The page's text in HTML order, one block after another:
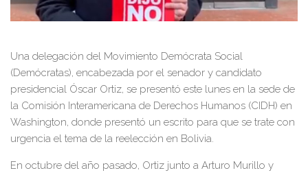
Una delegación del Movimiento Demócrata Social
(Demócratas), encabezada por el senador y candidato
presidencial Óscar Ortiz, se presentó este lunes en la sede de
la Comisión Interamericana de Derechos Humanos (CIDH) en
Washington, donde presentó un escrito para que se trate con
urgencia el tema de la reelección en Bolivia.
En octubre del año pasado, Ortiz junto a Arturo Murillo y